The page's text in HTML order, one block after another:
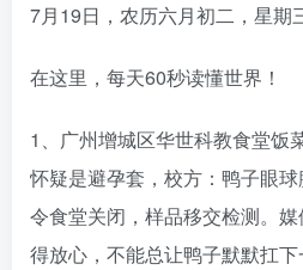
7月19日，农历六月初二，星期
在这里，每天60秒读懂世界！
1、广州增城区华世科教食堂饭
怀疑是避孕套，校方：鸭子眼
令食堂关闭，样品移交检测。
得放心，不能总让鸭子默默扛下